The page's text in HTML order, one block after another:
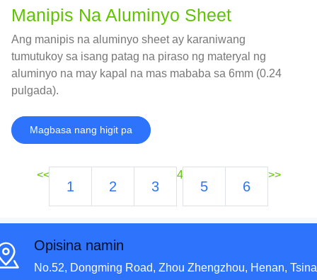
Manipis Na Aluminyo Sheet
Ang manipis na aluminyo sheet ay karaniwang
tumutukoy sa isang patag na piraso ng materyal ng
aluminyo na may kapal na mas mababa sa 6mm (0.24
pulgada).
Magbasa nang higit pa
<<
1 2 3
4
5 6
>>
Opisina namin
No.52, Dongming Road, Zhou Zhengzhou, Henan, Tsina